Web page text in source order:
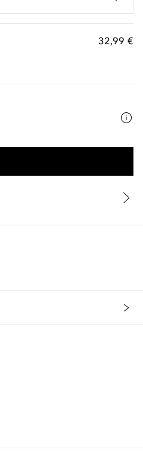
32,99 €